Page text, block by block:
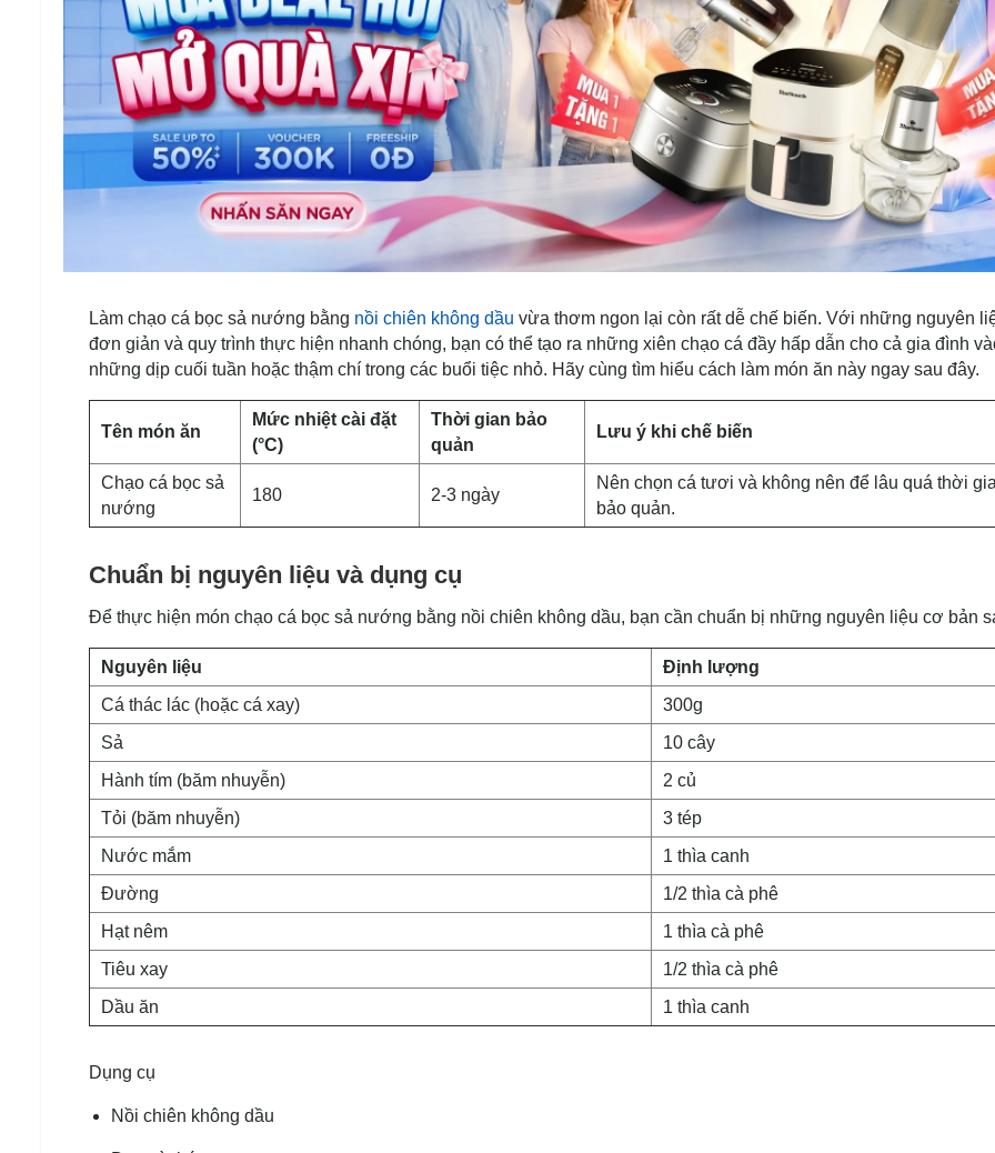
Làm chạo cá bọc sả nướng bằng nồi chiên không dầu vừa thơm ngon lại còn rất dễ chế biến. Với những nguyên
đơn giản và quy trình thực hiện nhanh chóng, bạn có thể tạo ra những xiên chạo cá đầy hấp dẫn cho cả gia đình
những dịp cuối tuần hoặc thậm chí trong các buổi tiệc nhỏ. Hãy cùng tìm hiểu cách làm món ăn này ngay sau đây.
Tên món ăn
Mức nhiệt cài đặt
(°C)
Thời gian bảo
quản
Lưu ý khi chế biến
Chạo cá bọc sả
nướng
180 2-3 ngày
Nên chọn cá tươi và không nên để lâu quá thời
bảo quản.
Chuẩn bị nguyên liệu và dụng cụ
Để thực hiện món chạo cá bọc sả nướng bằng nồi chiên không dầu, bạn cần chuẩn bị những nguyên liệu cơ bản
Nguyên liệu
Định lượng
Cá thác lác (hoặc cá xay)
300g
Sả
10 cây
Hành tím (băm nhuyễn)
2 củ
Tỏi (băm nhuyễn)
3 tép
Nước mắm
1 thìa canh
Đường
1/2 thìa cà phê
Hạt nêm
1 thìa cà phê
Tiêu xay
1/2 thìa cà phê
Dầu ăn
1 thìa canh
Dụng cụ
Nồi chiên không dầu